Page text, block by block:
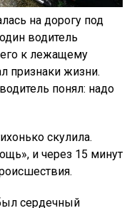
на дорогу под
водитель
его к лежащему
признаки жизни.
понял: надо
скулила.
и через 15 минут
сердечный